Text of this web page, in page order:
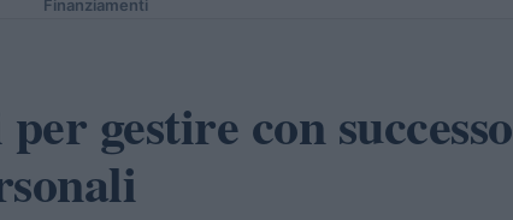
Finanziamenti
gestire con successo